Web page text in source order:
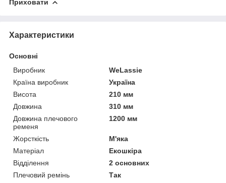
Приховати
Характеристики
Основні
Виробник
WeLassie
Країна виробник
Україна
Висота
210 мм
Довжина
310 мм
Довжина плечового
ременя
1200 мм
Жорсткість
М'яка
Матеріал
Екошкіра
Відділення
2 основних
Плечовий ремінь
Так